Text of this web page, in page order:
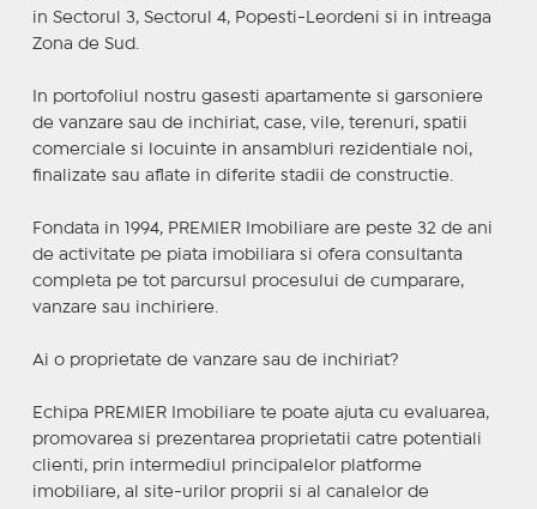
in Sectorul 3, Sectorul 4, Popesti-Leordeni si in intreaga
Zona de Sud.
In portofoliul nostru gasesti apartamente si garsoniere
de vanzare sau de inchiriat, case, vile, terenuri, spatii
comerciale si locuinte in ansambluri rezidentiale noi,
finalizate sau aflate in diferite stadii de constructie.
Fondata in 1994, PREMIER Imobiliare are peste 32 de ani
de activitate pe piata imobiliara si ofera consultanta
completa pe tot parcursul procesului de cumparare,
vanzare sau inchiriere.
Ai o proprietate de vanzare sau de inchiriat?
Echipa PREMIER Imobiliare te poate ajuta cu evaluarea,
promovarea si prezentarea proprietatii catre potentiali
clienti, prin intermediul principalelor platforme
imobiliare, al site-urilor proprii si al canalelor de